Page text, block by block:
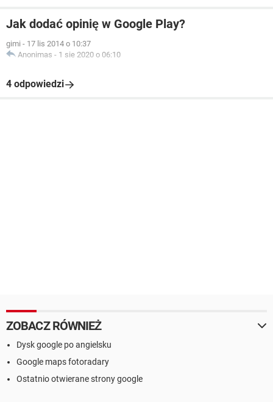
Jak dodać opinię w Google Play?
gimi - 17 lis 2014 o 10:37
Anonimas - 1 sie 2020 o 06:10
4 odpowiedzi
ZOBACZ RÓWNIEŻ
Dysk google po angielsku
Google maps fotoradary
Ostatnio otwierane strony google